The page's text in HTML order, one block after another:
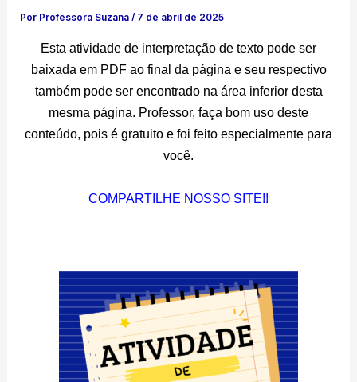
Por Professora Suzana/ 7 de abril de 2025
Esta atividade de interpretação de texto pode ser
baixada em PDF ao final da página e seu respectivo
também pode ser encontrado na área inferior desta
mesma página. Professor, faça bom uso deste
conteúdo, pois é gratuito e foi feito especialmente para
você.
COMPARTILHE NOSSO SITE!!